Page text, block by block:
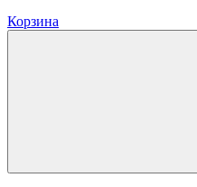
Корзина